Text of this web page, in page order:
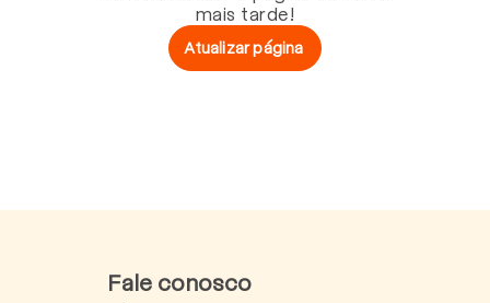
mais tarde!
Atualizar página
Fale conosco